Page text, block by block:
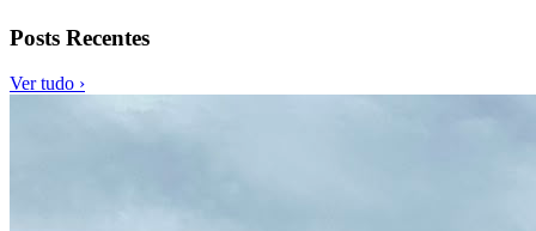
Posts Recentes
Ver tudo ›